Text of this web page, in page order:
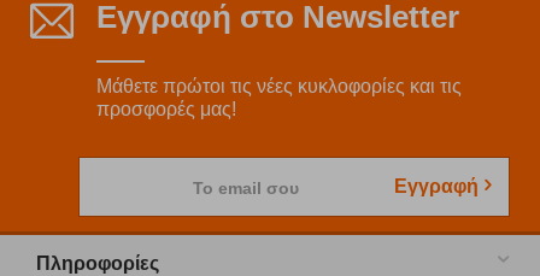
Εγγραφή στο Newsletter
Μάθετε πρώτοι τις νέες κυκλοφορίες και τις
προσφορές μας!
Το email σου Εγγραφή
Πληροφορίες